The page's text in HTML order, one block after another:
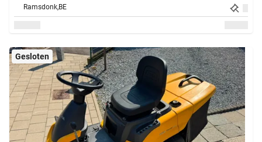
Ramsdonk,BE
Gesloten